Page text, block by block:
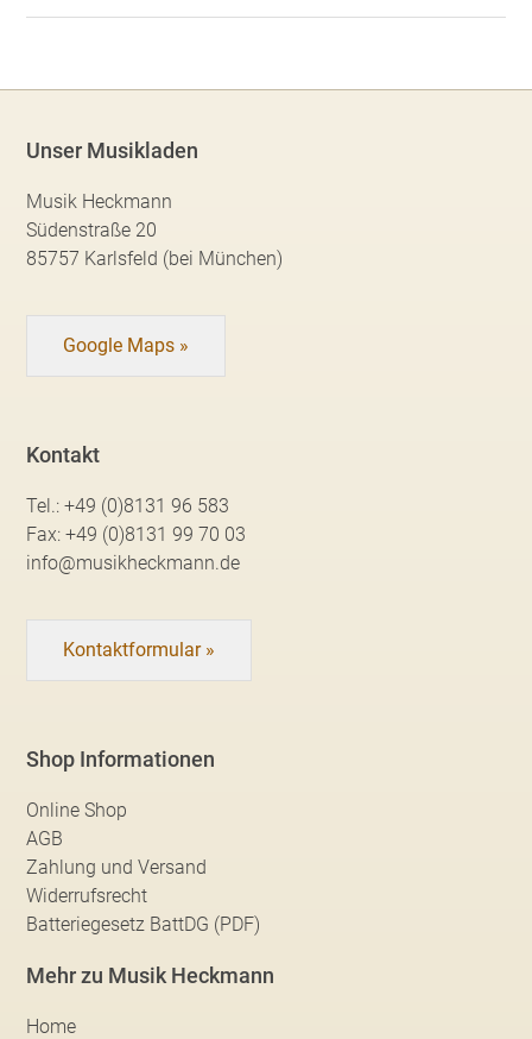
Unser Musikladen
Musik Heckmann
Südenstraße 20
85757 Karlsfeld (bei München)
Google Maps »
Kontakt
Tel.:+49 (0)8131 96 583
Fax:+49 (0)8131 99 70 03
info@musikheckmann.de
Kontaktformular »
Shop Informationen
Online Shop
AGB
Zahlung und Versand
Widerrufsrecht
Batteriegesetz BattDG (PDF)
Mehr zu Musik Heckmann
Home